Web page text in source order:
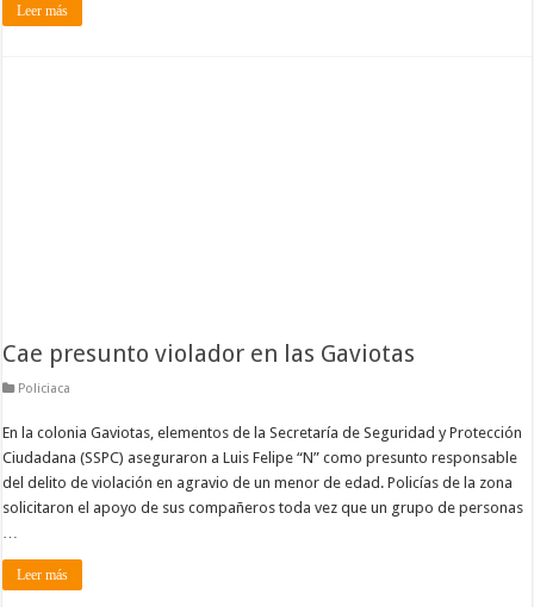
Leer más
Cae presunto violador en las Gaviotas
Policiaca
En la colonia Gaviotas, elementos de la Secretaría de Seguridad y Protección
Ciudadana (SSPC) aseguraron a Luis Felipe “N” como presunto responsable
del delito de violación en agravio de un menor de edad. Policías de la zona
solicitaron el apoyo de sus compañeros toda vez que un grupo de personas
Leer más